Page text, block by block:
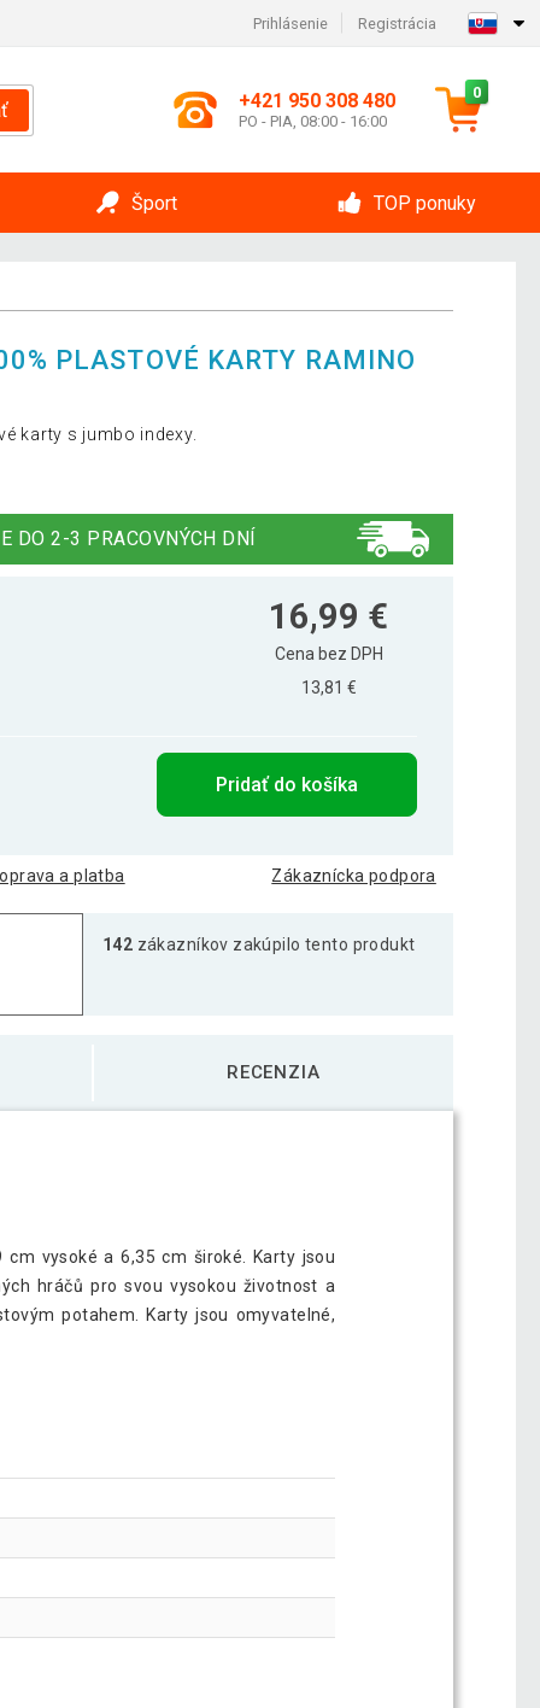
Prihlásenie Registrácia
+421 950 308 480
PO - PIA, 08:00 - 16:00
0
Šport TOP ponuky
PLASTOVÉ KARTY RAMINO
karty s jumbo indexy.
DO 2-3 PRACOVNÝCH DNÍ
16,99 €
Cena bez DPH
13,81 €
Pridať do košíka
a platba Zákaznícka podpora
142 zákazníkov zakúpilo tento produkt
RECENZIA
vysoké a 6,35 cm široké. Karty jsou
hráčů pro svou vysokou životnost a
potahem. Karty jsou omyvatelné,